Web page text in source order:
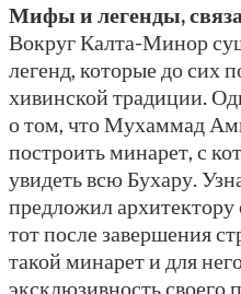
Мифы и легенды,
Вокруг Калта-Минор
легенд, которые до сих
хивинской традиции.
о том, что Мухаммад
построить минарет, с
увидеть всю Бухару.
предложил архитектору
тот после завершения
такой минарет и для
эксклюзивность своего